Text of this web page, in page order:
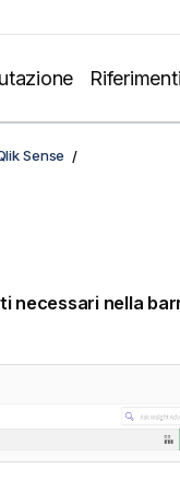
Riferimenti
Sense
necessari nella